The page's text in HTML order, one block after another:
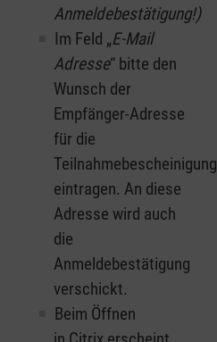
Anmeldebestätigung!)
Im Feld „E-Mail
Adresse“ bitte den
Wunsch der
Empfänger-Adresse
für die
Teilnahmebescheinigung
eintragen. An diese
Adresse wird auch
die
Anmeldebestätigung
verschickt.
Beim Öffnen